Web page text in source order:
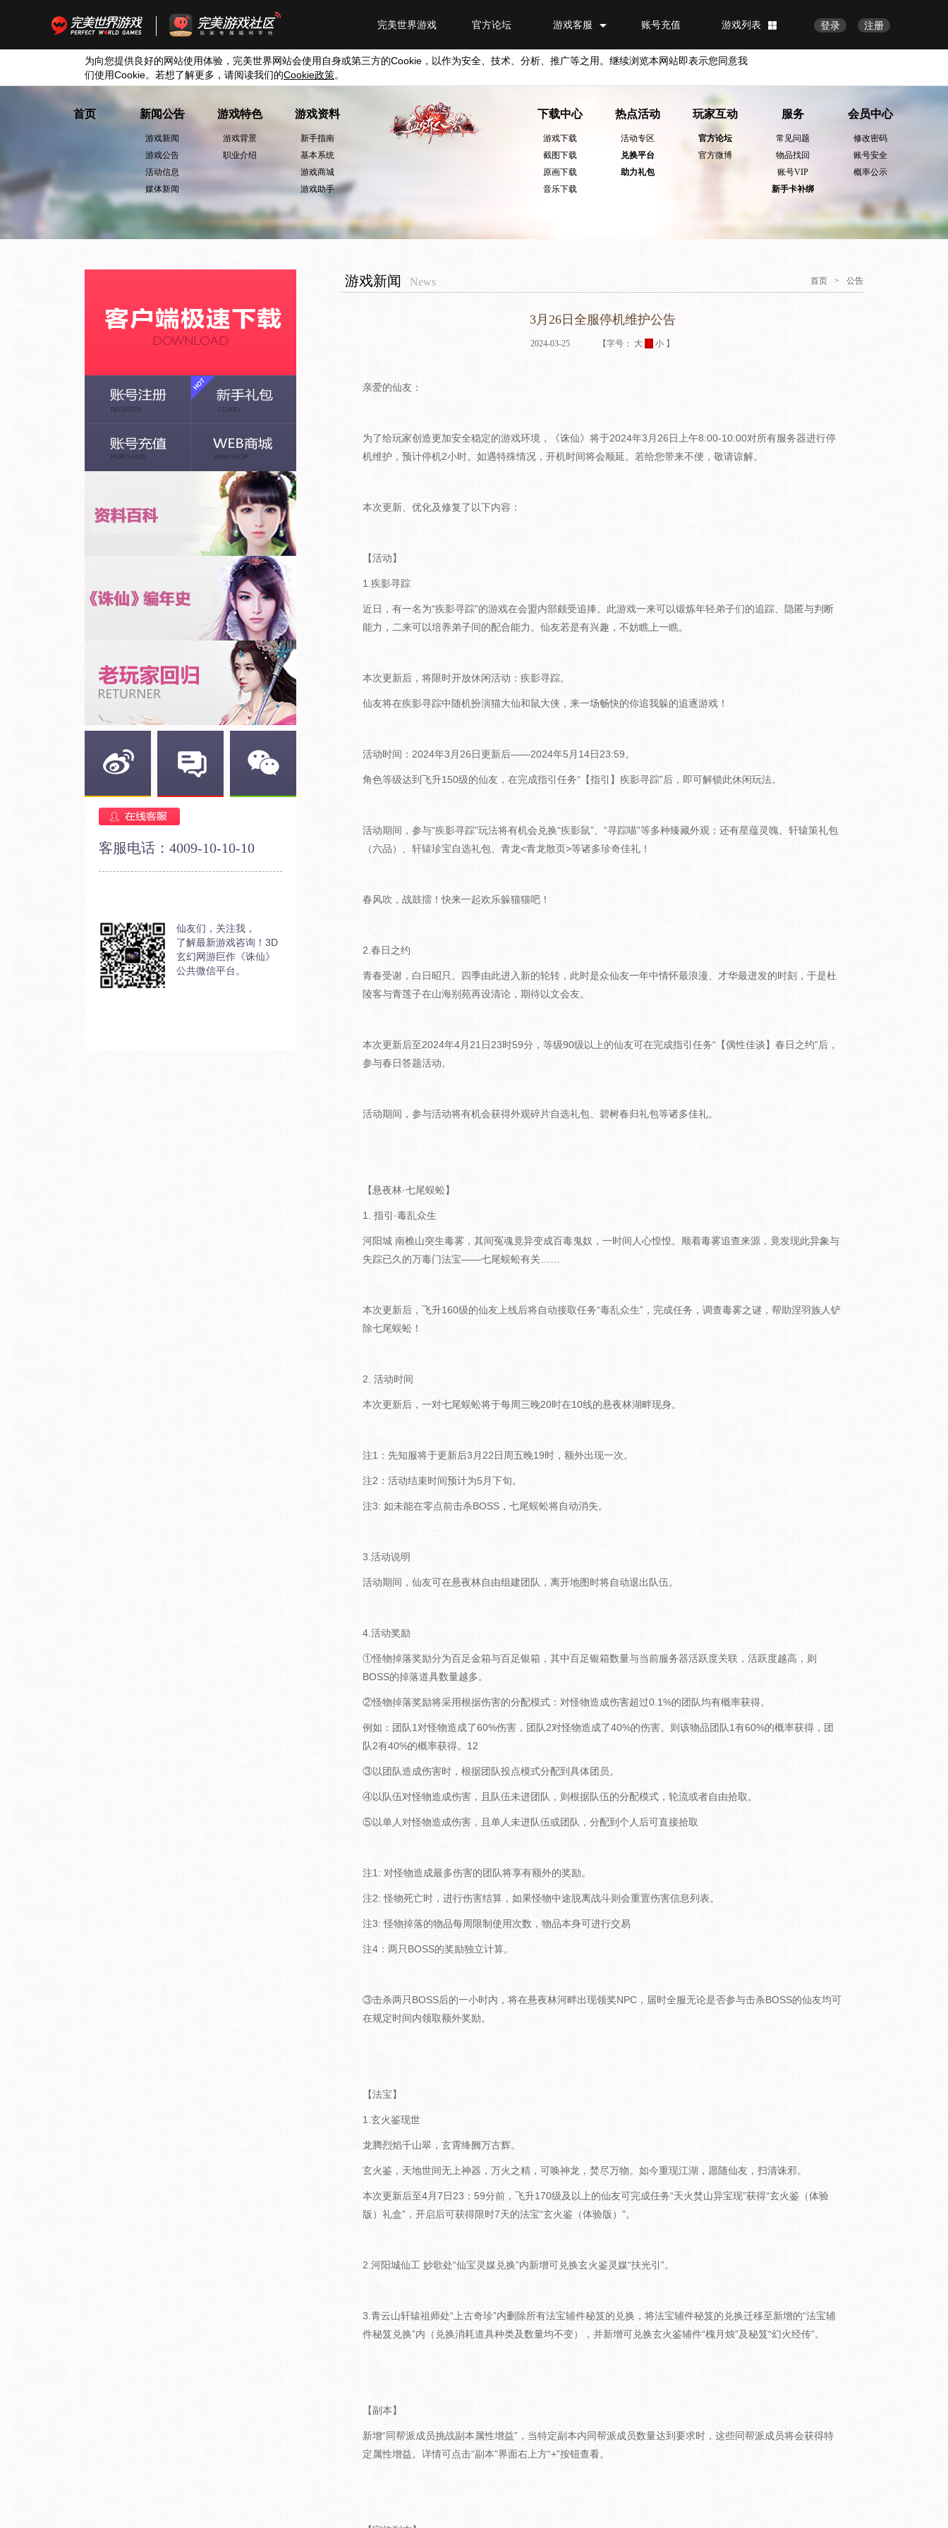
注册
登录
游戏列表
账号充值
游戏客服
官方论坛
完美世界游戏
为向您提供良好的网站使用体验，完美世界网站会使用自身或第三方的Cookie ，以作为安全、技术、分析、推广等之用。继续浏览本网站即表示您同意我
们使用Cookie。若想了解更多，请阅读我们的Cookie政策。
首页 新闻公告
游戏新闻
游戏公告
活动信息
媒体新闻
游戏特色
游戏背景
职业介绍
游戏资料
新手指南
基本系统
游戏商城
游戏助手
下载中心
游戏下载
截图下载
原画下载
音乐下载
热点活动
活动专区
兑换平台
助力礼包
玩家互动
官方论坛
官方微博
服务
常见问题
物品找回
账号VIP
新手卡补绑
会员中心
修改密码
账号安全
概率公示
客服电话：4009-10-10-10
仙友们，关注我，
了解最新游戏咨询！3D
玄幻网游巨作《诛仙》
公共微信平台。
首页 > 公告
游戏新闻 News
3月26日全服停机维护公告
2024-03-25 【字号： 大 中 小 】
亲爱的仙友：
为了给玩家创造更加安全稳定的游戏环境，《诛仙》将于2024年3月26日上午8:00-10:00对所有服务器进行停
机维护，预计停机2小时。如遇特殊情况，开机时间将会顺延。若给您带来不便，敬请谅解。
本次更新、优化及修复了以下内容：
【活动】
1.疾影寻踪
近日，有一名为“疾影寻踪”的游戏在会盟内部颇受追捧。此游戏一来可以锻炼年轻弟子们的追踪、隐匿与判断
能力，二来可以培养弟子间的配合能力。仙友若是有兴趣，不妨瞧上一瞧。
本次更新后，将限时开放休闲活动：疾影寻踪。
仙友将在疾影寻踪中随机扮演猫大仙和鼠大侠，来一场畅快的你追我躲的追逐游戏！
活动时间：2024年3月26日更新后——2024年5月14日23:59。
角色等级达到飞升150级的仙友，在完成指引任务“【指引】疾影寻踪”后，即可解锁此休闲玩法。
活动期间，参与“疾影寻踪”玩法将有机会兑换“疾影鼠”、“寻踪喵”等多种臻藏外观；还有星蕴灵魄、轩辕策礼包
（六品）、轩辕珍宝自选礼包、青龙<青龙散页>等诸多珍奇佳礼！
春风吹，战鼓擂！快来一起欢乐躲猫猫吧！
2.春日之约
青春受谢，白日昭只。四季由此进入新的轮转，此时是众仙友一年中情怀最浪漫、才华最迸发的时刻，于是杜
陵客与青莲子在山海别苑再设清论，期待以文会友。
本次更新后至2024年4月21日23时59分，等级90级以上的仙友可在完成指引任务“【偶性佳谈】春日之约”后，
参与春日答题活动。
活动期间，参与活动将有机会获得外观碎片自选礼包、碧树春归礼包等诸多佳礼。
【悬夜林·七尾蜈蚣】
1. 指引·毒乱众生
河阳城 南樵山突生毒雾，其间冤魂竟异变成百毒鬼奴，一时间人心惶惶。顺着毒雾追查来源，竟发现此异象与
失踪已久的万毒门法宝——七尾蜈蚣有关……
本次更新后，飞升160级的仙友上线后将自动接取任务“毒乱众生”，完成任务，调查毒雾之谜，帮助涅羽族人铲
除七尾蜈蚣！
2. 活动时间
本次更新后，一对七尾蜈蚣将于每周三晚20时在10线的悬夜林湖畔现身。
注1：先知服将于更新后3月22日周五晚19时，额外出现一次。
注2：活动结束时间预计为5月下旬。
注3: 如未能在零点前击杀BOSS，七尾蜈蚣将自动消失。
3.活动说明
活动期间，仙友可在悬夜林自由组建团队，离开地图时将自动退出队伍。
4.活动奖励
①怪物掉落奖励分为百足金箱与百足银箱，其中百足银箱数量与当前服务器活跃度关联，活跃度越高，则
BOSS的掉落道具数量越多。
②怪物掉落奖励将采用根据伤害的分配模式：对怪物造成伤害超过0.1%的团队均有概率获得。
例如：团队1对怪物造成了60%伤害，团队2对怪物造成了40%的伤害。则该物品团队1有60%的概率获得，团
队2有40%的概率获得。12
③以团队造成伤害时，根据团队投点模式分配到具体团员。
④以队伍对怪物造成伤害，且队伍未进团队，则根据队伍的分配模式，轮流或者自由拾取。
⑤以单人对怪物造成伤害，且单人未进队伍或团队，分配到个人后可直接拾取
注1: 对怪物造成最多伤害的团队将享有额外的奖励。
注2: 怪物死亡时，进行伤害结算，如果怪物中途脱离战斗则会重置伤害信息列表。
注3: 怪物掉落的物品每周限制使用次数，物品本身可进行交易
注4：两只BOSS的奖励独立计算。
③击杀两只BOSS后的一小时内，将在悬夜林河畔出现领奖NPC，届时全服无论是否参与击杀BOSS的仙友均可
在规定时间内领取额外奖励。
【法宝】
1.玄火鉴现世
龙腾烈焰千山翠，玄霄绛阙万古辉。
玄火鉴，天地世间无上神器，万火之精，可唤神龙，焚尽万物。如今重现江湖，愿随仙友，扫清诛邪。
本次更新后至4月7日23：59分前，飞升170级及以上的仙友可完成任务“天火焚山异宝现”获得“玄火鉴（体验
版）礼盒”，开启后可获得限时7天的法宝“玄火鉴（体验版）”。
2.河阳城仙工 妙歌处“仙宝灵媒兑换”内新增可兑换玄火鉴灵媒“扶光引”。
3.青云山轩辕祖师处“上古奇珍”内删除所有法宝辅件秘笈的兑换，将法宝辅件秘笈的兑换迁移至新增的“法宝辅
件秘笈兑换”内（兑换消耗道具种类及数量均不变），并新增可兑换玄火鉴辅件“槐月烛”及秘笈“幻火经传”。
【副本】
新增“同帮派成员挑战副本属性增益”，当特定副本内同帮派成员数量达到要求时，这些同帮派成员将会获得特
定属性增益。详情可点击“副本”界面右上方“+”按钮查看。